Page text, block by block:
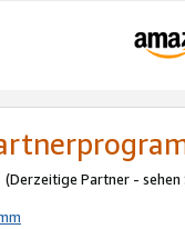
Partner - sehen